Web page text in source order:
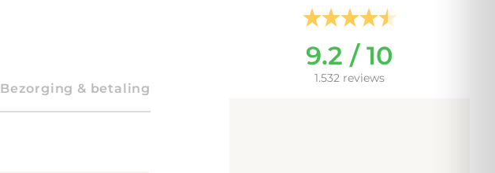
Bezorging & betaling
9.2 / 10
1.532 reviews